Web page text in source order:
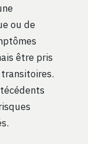
ou de
être pris